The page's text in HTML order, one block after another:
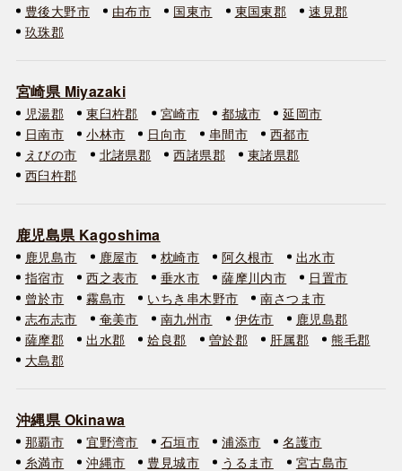
豊後大野市
由布市 国東市 東国東郡
速見郡
玖珠郡
宮崎県 Miyazaki
児湯郡 東臼杵郡 宮崎市 都城市
延岡市
日南市
小林市 日向市 串間市
西都市
えびの市
北諸県郡 西諸県郡
東諸県郡
西臼杵郡
鹿児島県 Kagoshima
鹿児島市 鹿屋市 枕崎市 阿久根市
出水市
指宿市
西之表市 垂水市 薩摩川内市
日置市
曾於市
霧島市 いちき串木野市
南さつま市
志布志市
奄美市 南九州市 伊佐市
鹿児島郡
薩摩郡
出水郡 姶良郡 曽於郡 肝属郡
熊毛郡
大島郡
沖縄県 Okinawa
那覇市 宜野湾市 石垣市 浦添市
名護市
糸満市
沖縄市 豊見城市 うるま市
宮古島市